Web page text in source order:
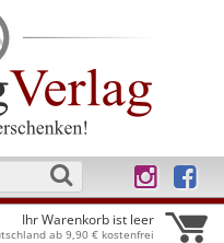
Ihr Warenkorb ist leer
ab 9,90 € kostenfrei